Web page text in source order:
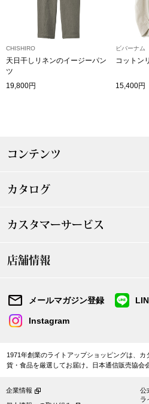
す
ア
CHISHIRO
天日干しリネンのイージーパン
ツ
19,800円
ビバーナム
コットン
15,400円
コンテンツ
カタログ
カスタマーサービス
店舗情報
メールマガジン登録
Instagram
1971年創業のライトアップショッピングは、
貨・食品を厳選してお届け。日本通信販売協会
企業情報
公
ラ